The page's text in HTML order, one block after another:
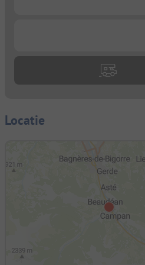
Locatie